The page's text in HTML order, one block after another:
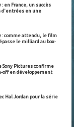
: en France, un succès
d'entrées en une
: comme attendu, le film
le milliard au box-
Sony Pictures confirme
off en développement
Hal Jordan pour la série